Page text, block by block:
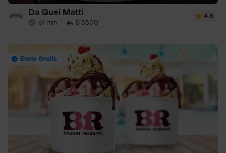
Da Quei Matti
61 min · $ 5500
4.5
Envío Gratis